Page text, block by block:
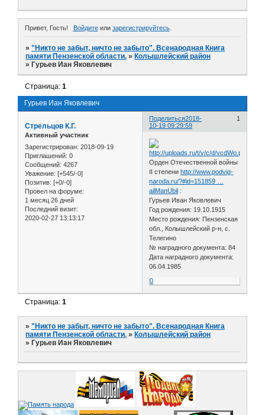
Привет, Гость! Войдитеили зарегистрируйтесь.
»"Никто не забыт, ничто не забыто". Всенародная Книга
памяти Пензенской области. » Колышлейский район
» Гурьев Иан Яковлевич
Гурьев Иан Яковлевич
Страница:1
Поделиться 1
2018-
10-19 09:29:59
Стрельцов К.Г.
Активный участник
Зарегистрирован: 2018-09-19
Приглашений: 0
Сообщений: 4267
Уважение: [+545/-0]
Позитив: [+0/-0]
Провел на форуме:
1 месяц 26 дней
Последний визит:
2020-02-27 13:13:17
Орден Отечественной войны
II степениhttp://www.podvig-
naroda.ru/?#id=151859 …
ailManUbil :
Гурьев Иван Яковлевич
Год рождения: 19.10.1915
Место рождения: Пензенская
обл., Колышлейский р-н, с.
Телегино
№ наградного документа: 84
Дата наградного документа:
06.04.1985
0
Страница:1
»"Никто не забыт, ничто не забыто". Всенародная Книга
памяти Пензенской области. » Колышлейский район
» Гурьев Иан Яковлевич